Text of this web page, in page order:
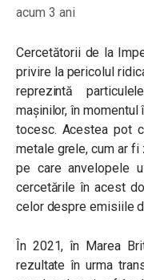
acum 3 ani
Cercetătorii de la
privire la pericolul
reprezintă
mașinilor, în
tocesc. Acestea pot
metale grele, cum ar fi
pe care anvelopele
cercetările în acest
celor despre emisiile
În 2021, în Marea
rezultate în urma